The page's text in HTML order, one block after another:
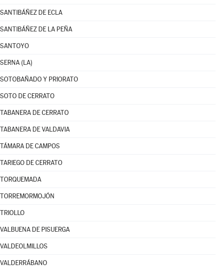
SANTIBÁÑEZ DE ECLA
SANTIBÁÑEZ DE LA PEÑA
SANTOYO
SERNA (LA)
SOTOBAÑADO Y PRIORATO
SOTO DE CERRATO
TABANERA DE CERRATO
TABANERA DE VALDAVIA
TÁMARA DE CAMPOS
TARIEGO DE CERRATO
TORQUEMADA
TORREMORMOJÓN
TRIOLLO
VALBUENA DE PISUERGA
VALDEOLMILLOS
VALDERRÁBANO